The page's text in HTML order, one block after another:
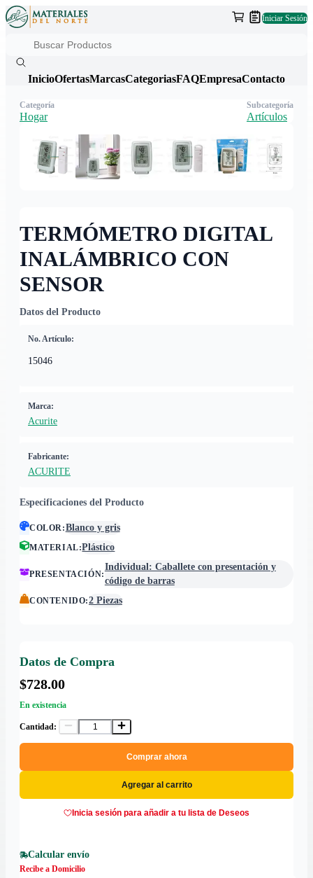
Iniciar Sesión
InicioOfertasMarcasCategoriasFAQEmpresaContacto
TERMÓMETRO DIGITAL
INALÁMBRICO CON
SENSOR
Datos del Producto
No. Artículo:
15046
Marca:
Acurite
Fabricante:
ACURITE
Especificaciones del Producto
COLOR:Blanco y gris
MATERIAL:Plástico
PRESENTACIÓN:
Individual: Caballete con presentación y
código de barras
CONTENIDO:2 Piezas
Datos de Compra
$728.00
En existencia
Cantidad:
Comprar ahora
Agregar al carrito
Inicia sesión para añadir a tu lista de Deseos
Calcular envío
Recibe a Domicilio
Categoría
Hogar
Subcategoría
Artículos